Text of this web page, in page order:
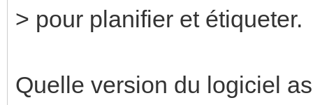
> pour planifier et étiqueter.
Quelle version du logiciel